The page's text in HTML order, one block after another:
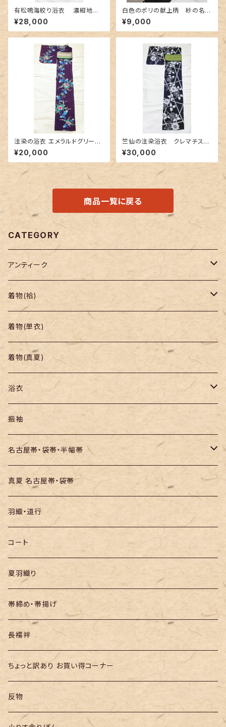
有松鳴海絞り浴衣 濃紺地に
青海波柄
¥28,000
白色のポリの献上柄 紗の名古
屋帯 長尺
¥9,000
注染の浴衣 エメラルドグリーン
の乱菊柄
¥20,000
竺仙の注染浴衣 クレマチス
（鉄線に竹垣）柄
¥30,000
商品一覧に戻る
CATEGORY
アンティーク
着物
帯
羽織り・道行
着物(袷)
小紋
色無地・江戸小紋
紬
訪問着・付下
お召し
着物(単衣)
着物(真夏)
浴衣
セオα・ポリ
木綿・綿麻
絞りの浴衣
振袖
名古屋帯・袋帯・半幅帯
名古屋帯
袋帯
半幅帯
真夏 名古屋帯・袋帯
羽織・道行
コート
夏羽織り
帯締め・帯揚げ
長襦袢
ちょっと訳あり お買い得コーナー
反物